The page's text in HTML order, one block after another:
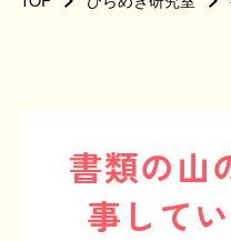
書類の山
事して